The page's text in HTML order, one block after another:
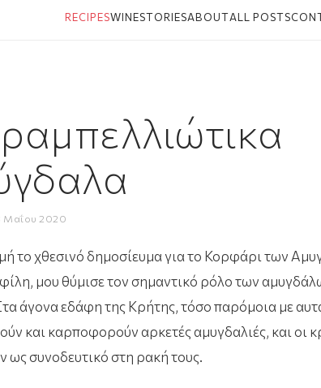
RECIPESWINESTORIESABOUTALL POSTS
Μαΐου 2020
το χθεσινό δημοσίευμα για το Κορφάρι των
μου θύμισε τον σημαντικό ρόλο των
άγονα εδάφη της Κρήτης, τόσο παρόμοια με
και καρποφορούν αρκετές αμυγδαλιές, και οι
ως συνοδευτικό στη ρακή τους.